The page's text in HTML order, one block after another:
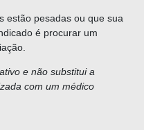
estão pesadas ou que sua
é procurar um
e não substitui a
com um médico